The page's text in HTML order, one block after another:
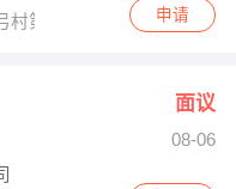
第二工业园5楼3层301号
申请
面议
08-06